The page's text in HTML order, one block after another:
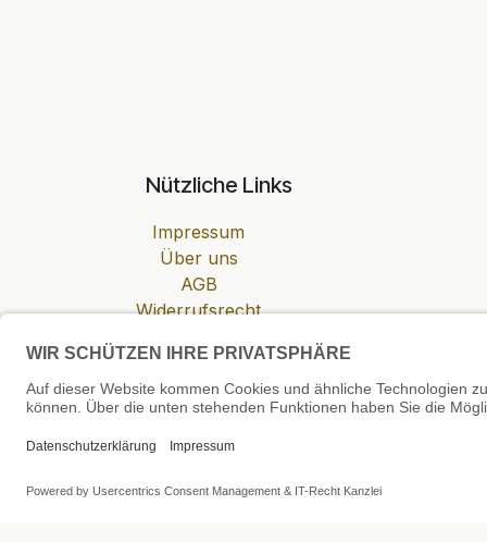
Nützliche Links
Impressum
Über uns
AGB
Widerrufsrecht
Zahlung & Versand
Cookie-Einstellungen